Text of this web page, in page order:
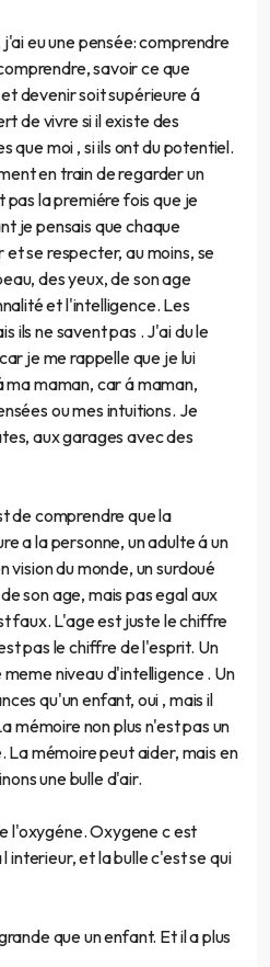
eu une pensée: comprendre
savoir ce que
devenir soit supérieure á
de vivre si il existe des
que moi , si ils ont du potentiel.
en train de regarder un
pas la premiére fois que je
je pensais que chaque
se respecter, au moins, se
des yeux, de son age
et l'intelligence. Les
ils ne savent pas . J'ai du le
je me rappelle que je lui
maman, car á maman,
ou mes intuitions. Je
aux garages avec des
de comprendre que la
a la personne, un adulte á un
vision du monde, un surdoué
son age, mais pas egal aux
faux. L'age est juste le chiffre
pas le chiffre de l'esprit. Un
niveau d'intelligence . Un
qu'un enfant, oui , mais il
mémoire non plus n'est pas un
mémoire peut aider, mais en
une bulle d'air.
l'oxygéne. Oxygene c est
interieur, et la bulle c'est se qui
que un enfant. Et il a plus